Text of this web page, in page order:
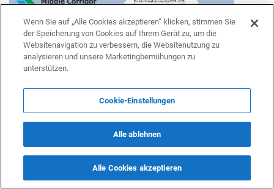
Investition von 10 Milliarden Euro zur Verbesserung der
transkaspischen internationalen Transportroute an. Diese
Wenn Sie auf „Alle Cookies akzeptieren“ klicken, stimmen Sie
der Speicherung von Cookies auf Ihrem Gerät zu, um die
Websitenavigation zu verbessern, die Websitenutzung zu
analysieren und unsere Marketingbemühungen zu
unterstützen.
Cookie-Einstellungen
Alle ablehnen
Alle Cookies akzeptieren